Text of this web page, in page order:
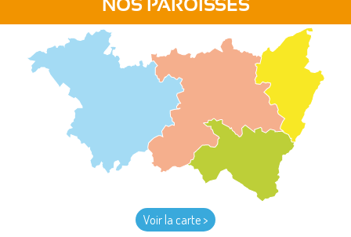
NOS PAROISSES
Voir la carte >